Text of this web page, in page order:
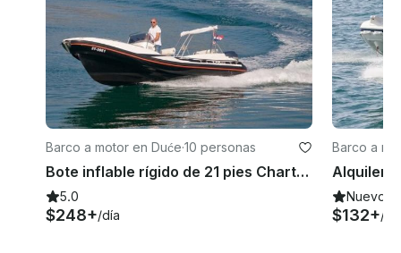
Barco a motor en Duće·10 personas
Bote inflable rígido de 21 pies Charter en Duce, Split-Dalmacia
5.0
$248+/día
Barco a
Nuevo
$132+/